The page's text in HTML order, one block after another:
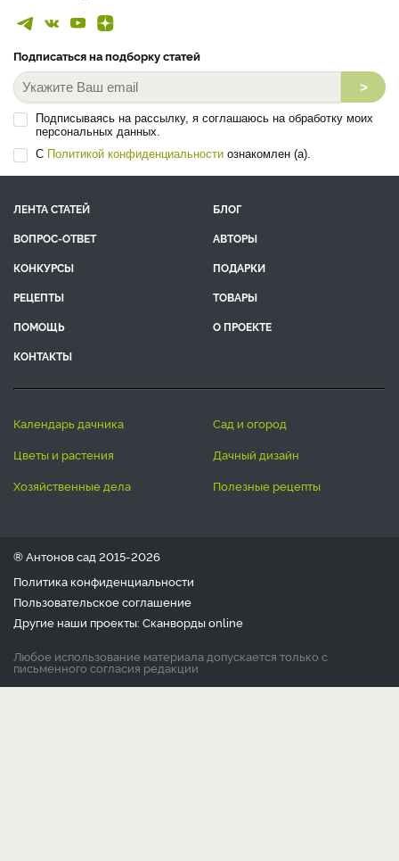
Подписаться на подборку статей
>
Подписываясь на рассылку, я соглашаюсь на обработку моих
персональных данных.
С Политикой конфиденциальности ознакомлен (а).
ЛЕНТА СТАТЕЙ
БЛОГ
ВОПРОС-ОТВЕТ
АВТОРЫ
КОНКУРСЫ
ПОДАРКИ
РЕЦЕПТЫ
ТОВАРЫ
ПОМОЩЬ
О ПРОЕКТЕ
КОНТАКТЫ
календарь дачника
сад и огород
цветы и растения
дачный дизайн
хозяйственные дела
полезные рецепты
® Антонов сад 2015-2026
Политика конфиденциальности
Пользовательское соглашение
Другие наши проекты: Сканвордыonline
Любое использование материала допускается только с
письменного согласия редакции